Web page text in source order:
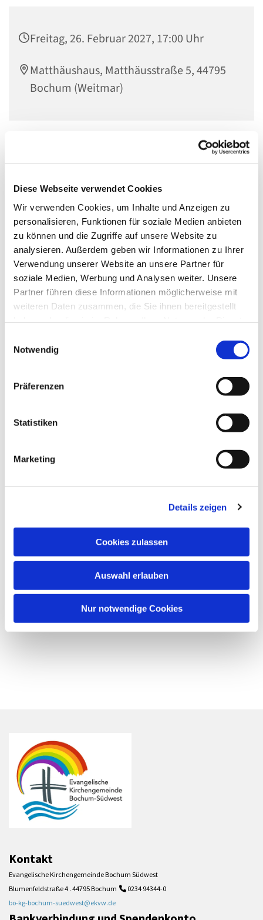
Diese Webseite verwendet Cookies
Wir verwenden Cookies, um Inhalte und Anzeigen zu
personalisieren, Funktionen für soziale Medien anbieten
zu können und die Zugriffe auf unsere Website zu
analysieren. Außerdem geben wir Informationen zu Ihrer
Verwendung unserer Website an unsere Partner für
soziale Medien, Werbung und Analysen weiter. Unsere
Partner führen diese Informationen möglicherweise mit
weiteren Daten zusammen, die Sie ihnen bereitgestellt
Notwendig
Präferenzen
Statistiken
Marketing
Details zeigen
Cookies zulassen
Auswahl erlauben
Nur notwendige Cookies
Freitag, 26. Februar 2027, 17:00 Uhr
Matthäushaus, Matthäusstraße 5, 44795
Bochum (Weitmar)
Dies könnte Sie auch interessieren
Kontakt
Evangelische Kirchengemeinde Bochum Südwest
Blumenfeldstraße 4 . 44795 Bochum  0234 94344-0
bo-kg-bochum-suedwest@ekvw.de